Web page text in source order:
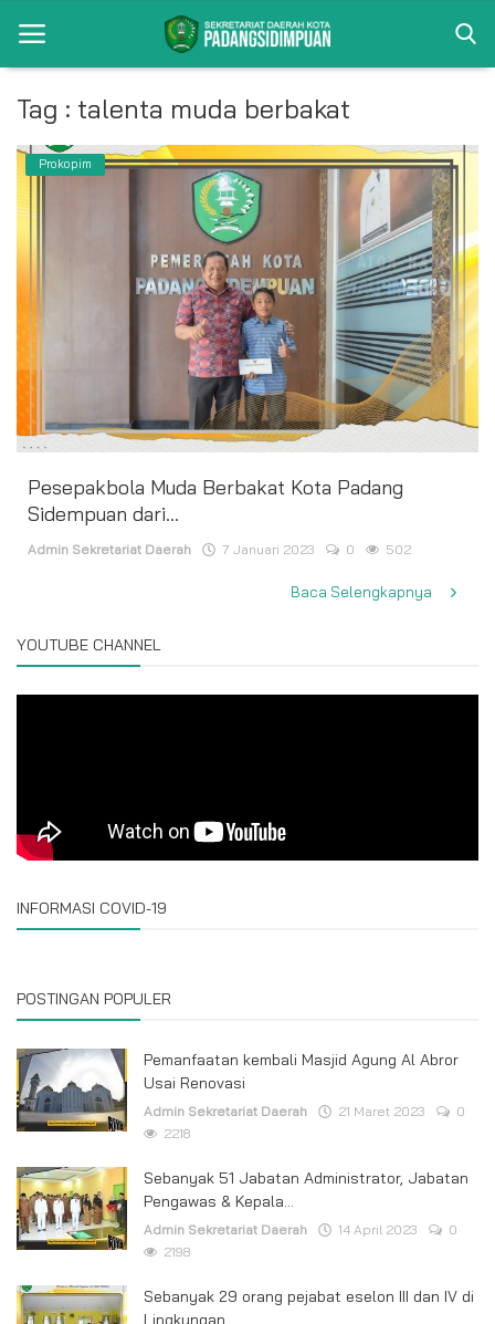
Beranda
Album
Pencapaian
Profil
Tag : talenta muda berbakat
Prokopim
Pesepakbola Muda Berbakat Kota Padang
Sidempuan dari...
Admin Sekretariat Daerah 7 Januari 2023 0 502
Baca Selengkapnya
YOUTUBE CHANNEL
INFORMASI COVID-19
POSTINGAN POPULER
Pemanfaatan kembali Masjid Agung Al Abror
Usai Renovasi
Admin Sekretariat Daerah 21 Maret 2023
0
2218
Sebanyak 51 Jabatan Administrator, Jabatan
Pengawas & Kepala...
Admin Sekretariat Daerah 14 April 2023
0
2198
Sebanyak 29 orang pejabat eselon III dan IV di